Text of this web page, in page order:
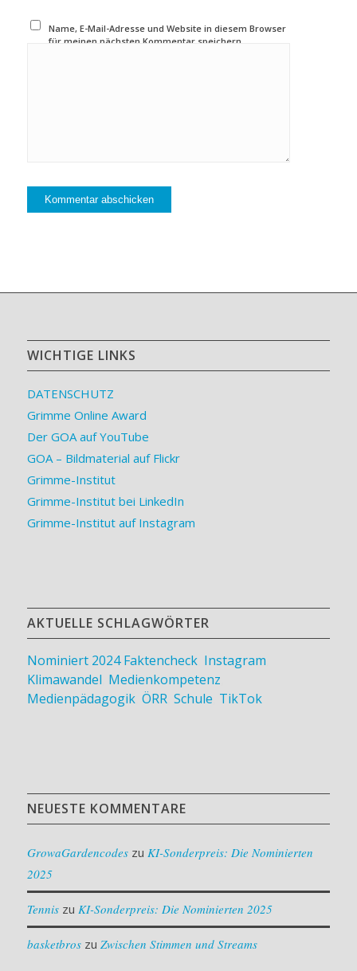
Name, E-Mail-Adresse und Website in diesem Browser
für meinen nächsten Kommentar speichern.
WICHTIGE LINKS
DATENSCHUTZ
Grimme Online Award
Der GOA auf YouTube
GOA – Bildmaterial auf Flickr
Grimme-Institut
Grimme-Institut bei LinkedIn
Grimme-Institut auf Instagram
AKTUELLE SCHLAGWÖRTER
Nominiert 2024 Faktencheck, Instagram
Klimawandel Medienkompetenz
Medienpädagogik, ÖRR, Schule TikTok
NEUESTE KOMMENTARE
GrowaGardencodeszu KI-Sonderpreis: Die Nominierten
2025
Tenniszu KI-Sonderpreis: Die Nominierten 2025
basketbroszu Zwischen Stimmen und Streams